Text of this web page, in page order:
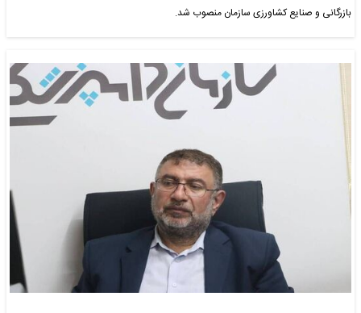
بازرگانی و صنایع کشاورزی سازمان منصوب شد.